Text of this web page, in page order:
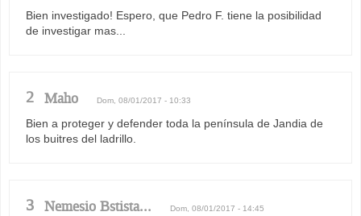
Bien investigado! Espero, que Pedro F. tiene la posibilidad
de investigar mas...
2 Maho Dom, 08/01/2017 - 10:33
Bien a proteger y defender toda la península de Jandia de
los buitres del ladrillo.
3 Nemesio Bstista... Dom, 08/01/2017 - 14:45